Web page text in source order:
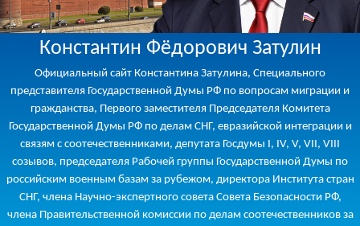
Константин Фёдорович Затулин
Официальный сайт Константина Затулина, Специального
представителя Государственной Думы РФ по вопросам миграции и
гражданства, Первого заместителя Председателя Комитета
Государственной Думы РФ по делам СНГ, евразийской интеграции и
связям с соотечественниками, депутата Госдумы I, IV, V, VII, VIII
созывов, председателя Рабочей группы Государственной Думы по
российским военным базам за рубежом, директора Института стран
СНГ, члена Научно-экспертного совета Совета Безопасности РФ,
члена Правительственной комиссии по делам соотечественников за